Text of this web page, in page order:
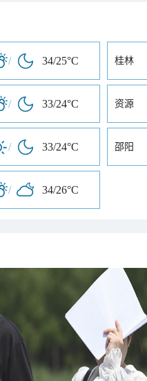
/ 34/25°C 桂林
/ 33/24°C 资源
/ 33/24°C 邵阳
/ 34/26°C